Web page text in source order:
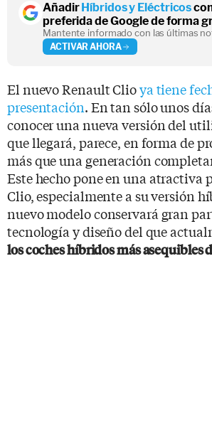
AñadirHíbridos y Eléctricos
preferida de Google de forma
Mantente informado con las últimas
ACTIVAR AHORA
El nuevo Renault Clioya tiene
presentación. En tan sólo unos
conocer una nueva versión del
que llegará, parece, en forma de
más que una generación
Este hecho pone en una atractiva
Clio, especialmente a su versión
nuevo modelo conservará gran
tecnología y diseño del que
los coches híbridos más asequibles